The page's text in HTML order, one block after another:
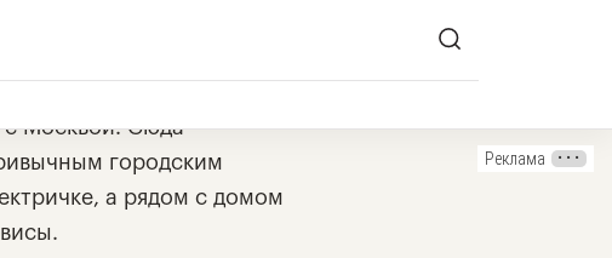
Реклама
с Москвой. Сюда
городским
а рядом с домом